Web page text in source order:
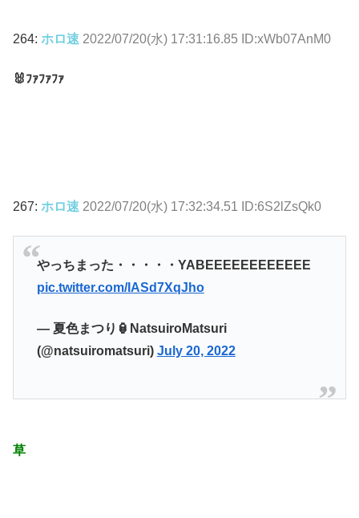
264: ホロ速 2022/07/20(水) 17:31:16.85 ID:xWb07AnM0
🐰ﾌｧﾌｧﾌｧ
267: ホロ速 2022/07/20(水) 17:32:34.51 ID:6S2lZsQk0
やっちまった・・・・・YABEEEEEEEEEEEE
pic.twitter.com/IASd7XqJho
— 夏色まつり🏮NatsuiroMatsuri
(@natsuiromatsuri) July 20, 2022
草